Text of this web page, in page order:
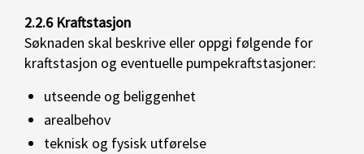
2.2.6 Kraftstasjon
Søknaden skal beskrive eller oppgi følgende for
kraftstasjon og eventuelle pumpekraftstasjoner:
utseende og beliggenhet
arealbehov
teknisk og fysisk utførelse